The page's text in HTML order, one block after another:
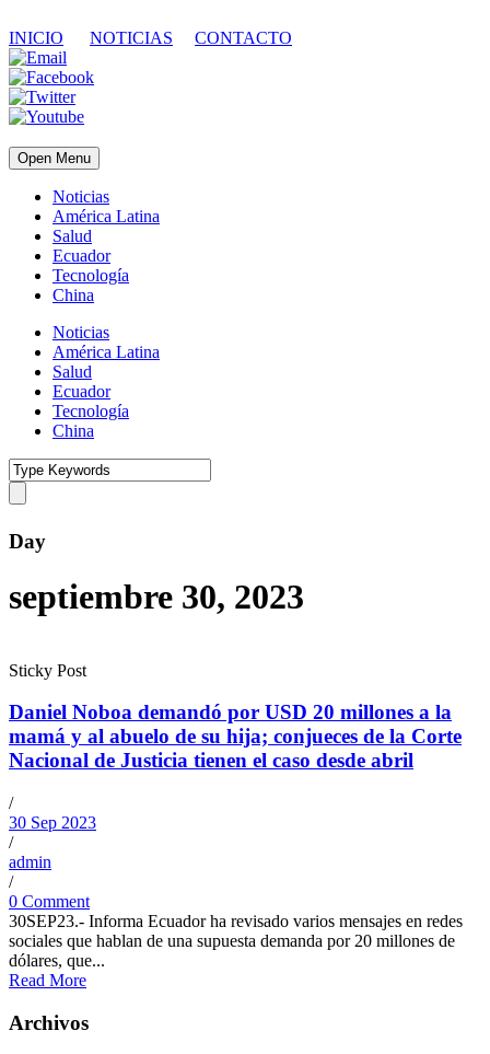
INICIO NOTICIAS CONTACTO
Open Menu
Noticias
América Latina
Salud
Ecuador
Tecnología
China
Noticias
América Latina
Salud
Ecuador
Tecnología
China
Day
septiembre 30, 2023
Sticky Post
Daniel Noboa demandó por USD 20 millones a la
mamá y al abuelo de su hija; conjueces de la Corte
Nacional de Justicia tienen el caso desde abril
/
30 Sep 2023
/
admin
/
0 Comment
30SEP23.- Informa Ecuador ha revisado varios mensajes en redes
sociales que hablan de una supuesta demanda por 20 millones de
dólares, que...
Read More
Archivos